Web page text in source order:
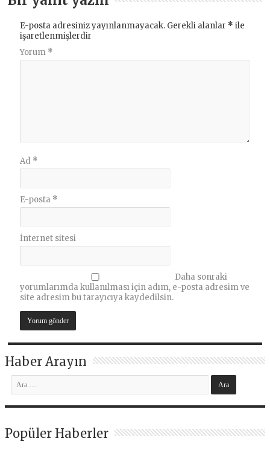
E-posta adresiniz yayınlanmayacak. Gerekli alanlar * ile
işaretlenmişlerdir
Yorum *
Ad *
E-posta *
İnternet sitesi
Daha sonraki
yorumlarımda kullanılması için adım, e-posta adresim ve
site adresim bu tarayıcıya kaydedilsin.
Haber Arayın
Popüler Haberler